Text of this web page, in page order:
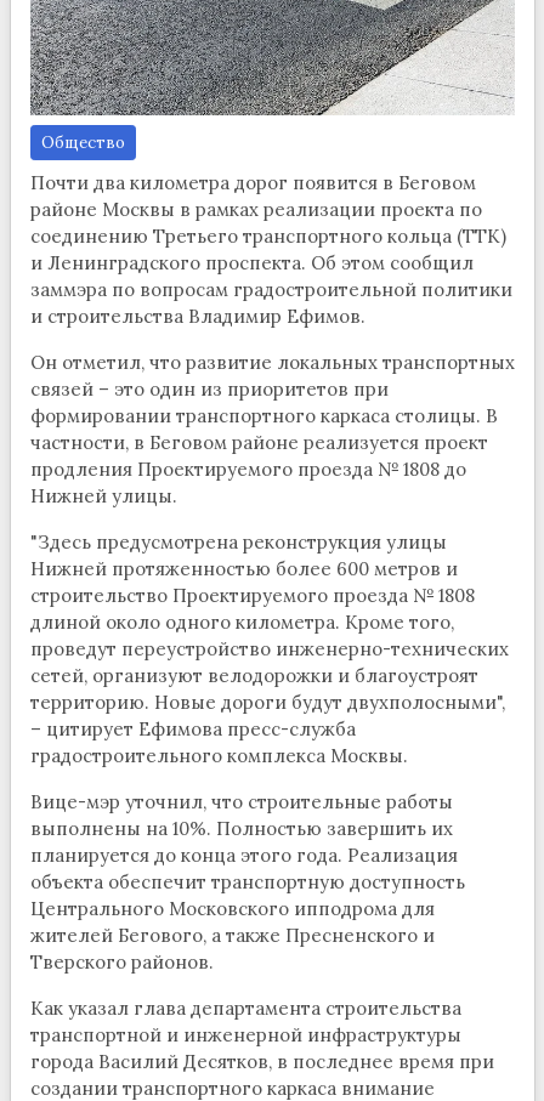
Общество
Почти два километра дорог появится в Беговом
районе Москвы в рамках реализации проекта по
соединению Третьего транспортного кольца (ТТК)
и Ленинградского проспекта. Об этом сообщил
заммэра по вопросам градостроительной политики
и строительства Владимир Ефимов.
Он отметил, что развитие локальных транспортных
связей – это один из приоритетов при
формировании транспортного каркаса столицы. В
частности, в Беговом районе реализуется проект
продления Проектируемого проезда № 1808 до
Нижней улицы.
"Здесь предусмотрена реконструкция улицы
Нижней протяженностью более 600 метров и
строительство Проектируемого проезда № 1808
длиной около одного километра. Кроме того,
проведут переустройство инженерно-технических
сетей, организуют велодорожки и благоустроят
территорию. Новые дороги будут двухполосными",
– цитирует Ефимова пресс-служба
градостроительного комплекса Москвы.
Вице-мэр уточнил, что строительные работы
выполнены на 10%. Полностью завершить их
планируется до конца этого года. Реализация
объекта обеспечит транспортную доступность
Центрального Московского ипподрома для
жителей Бегового, а также Пресненского и
Тверского районов.
Как указал глава департамента строительства
транспортной и инженерной инфраструктуры
города Василий Десятков, в последнее время при
создании транспортного каркаса внимание